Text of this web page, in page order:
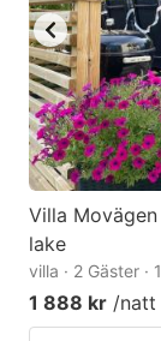
Villa
lake
villa · 2 Gäster ·
1 888 kr /natt